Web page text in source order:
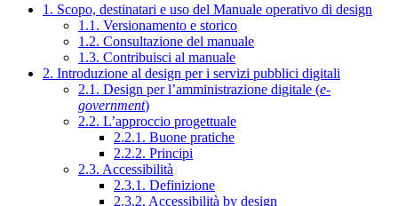
1. Scopo, destinatari e uso del Manuale operativo di design
1.1. Versionamento e storico
1.2. Consultazione del manuale
1.3. Contribuisci al manuale
2. Introduzione al design per i servizi pubblici digitali
2.1. Design per l’amministrazione digitale (e-
government)
2.2. L’approccio progettuale
2.2.1. Buone pratiche
2.2.2. Principi
2.3. Accessibilità
2.3.1. Definizione
2.3.2. Accessibilità by design